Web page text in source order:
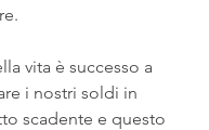
vita è successo a
i nostri soldi in
scadente e questo